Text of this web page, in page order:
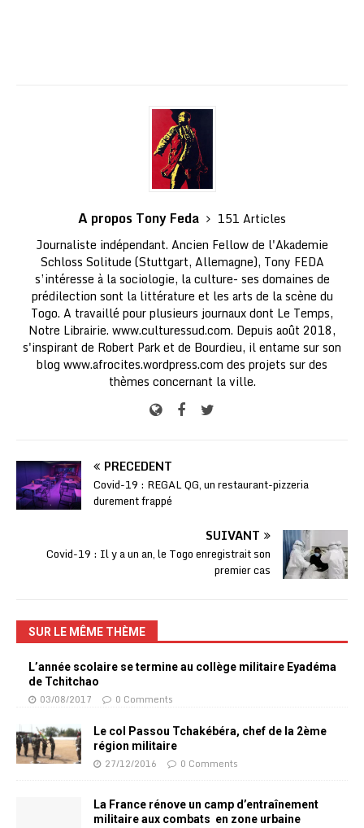
A propos Tony Feda
151 Articles
Journaliste indépendant. Ancien Fellow de l'Akademie
Schloss Solitude (Stuttgart, Allemagne), Tony FEDA
s’intéresse à la sociologie, la culture- ses domaines de
prédilection sont la littérature et les arts de la scène du
Togo. A travaillé pour plusieurs journaux dont Le Temps,
Notre Librairie. www.culturessud.com. Depuis août 2018,
s'inspirant de Robert Park et de Bourdieu, il entame sur son
blog www.afrocites.wordpress.com des projets sur des
thèmes concernant la ville.
PRÉCÉDENT
Covid-19 : REGAL QG, un restaurant-pizzeria
durement frappé
SUIVANT
Covid-19 : Il y a un an, le Togo enregistrait son
premier cas
SUR LE MÊME THÈME
L’année scolaire se termine au collège militaire Eyadéma
de Tchitchao
03/08/2017 0 Comments
Le col Passou Tchakébéra, chef de la 2ème
région militaire
27/12/2016 0 Comments
La France rénove un camp d’entraînement
militaire aux combats en zone urbaine